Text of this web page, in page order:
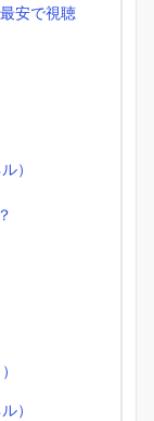
安で視聴
）
）